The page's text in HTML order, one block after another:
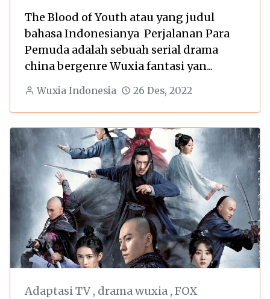
The Blood of Youth atau yang judul
bahasa Indonesianya Perjalanan Para
Pemuda adalah sebuah serial drama
china bergenre Wuxia fantasi yan...
Wuxia Indonesia 26 Des, 2022
Adaptasi TV, drama wuxia , FOX